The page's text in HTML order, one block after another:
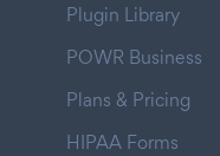
Plugin Library
POWR Business
Plans & Pricing
HIPAA Forms